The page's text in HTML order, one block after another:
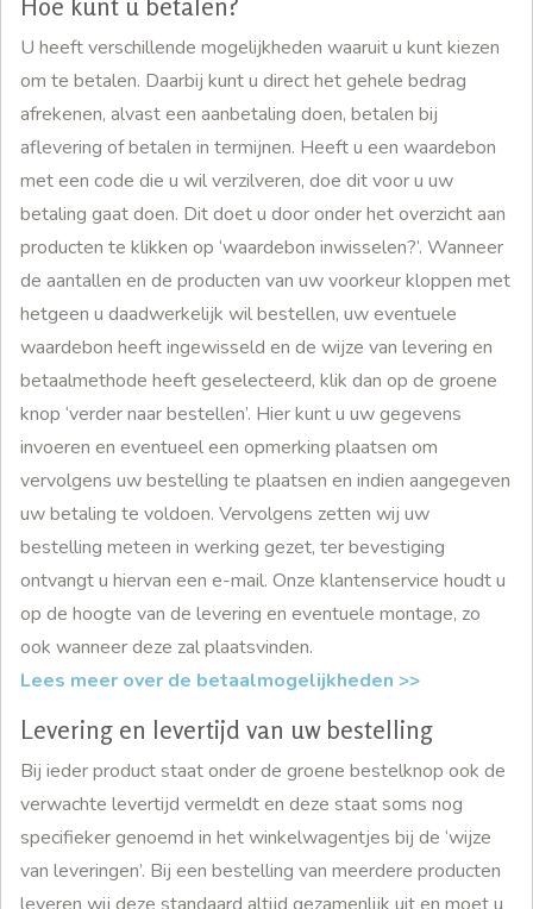
Hoe kunt u betalen?
U heeft verschillende mogelijkheden waaruit u kunt kiezen
om te betalen. Daarbij kunt u direct het gehele bedrag
afrekenen, alvast een aanbetaling doen, betalen bij
aflevering of betalen in termijnen. Heeft u een waardebon
met een code die u wil verzilveren, doe dit voor u uw
betaling gaat doen. Dit doet u door onder het overzicht aan
producten te klikken op ‘waardebon inwisselen?’. Wanneer
de aantallen en de producten van uw voorkeur kloppen met
hetgeen u daadwerkelijk wil bestellen, uw eventuele
waardebon heeft ingewisseld en de wijze van levering en
betaalmethode heeft geselecteerd, klik dan op de groene
knop ‘verder naar bestellen’. Hier kunt u uw gegevens
invoeren en eventueel een opmerking plaatsen om
vervolgens uw bestelling te plaatsen en indien aangegeven
uw betaling te voldoen. Vervolgens zetten wij uw
bestelling meteen in werking gezet, ter bevestiging
ontvangt u hiervan een e-mail. Onze klantenservice houdt u
op de hoogte van de levering en eventuele montage, zo
ook wanneer deze zal plaatsvinden.
Lees meer over de betaalmogelijkheden >>
Levering en levertijd van uw bestelling
Bij ieder product staat onder de groene bestelknop ook de
verwachte levertijd vermeldt en deze staat soms nog
specifieker genoemd in het winkelwagentjes bij de ‘wijze
van leveringen’. Bij een bestelling van meerdere producten